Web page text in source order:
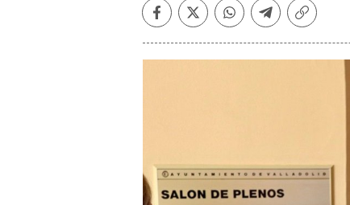
Facebook
TwitterWhatsapp
Telegram
Copiar